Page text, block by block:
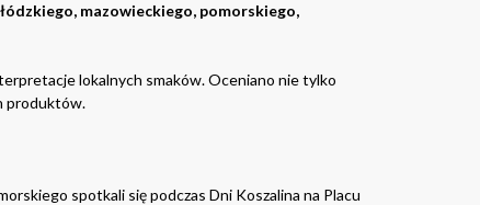
mazowieckiego, pomorskiego,
lokalnych smaków. Oceniano nie tylko
produktów.
spotkali się podczas Dni Koszalina na Placu